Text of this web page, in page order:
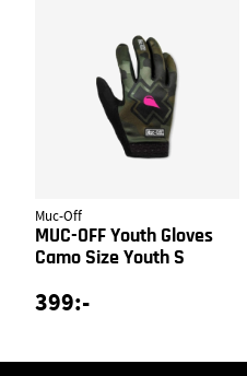
Muc-Off
MUC-OFF Youth Gloves
Camo Size Youth S
399:-